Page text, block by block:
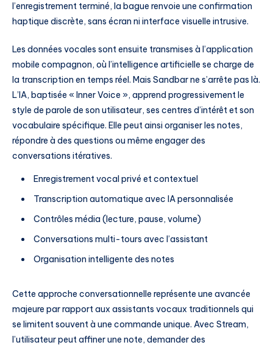
l’enregistrement terminé, la bague renvoie une confirmation
haptique discrète, sans écran ni interface visuelle intrusive.
Les données vocales sont ensuite transmises à l’application
mobile compagnon, où l’intelligence artificielle se charge de
la transcription en temps réel. Mais Sandbar ne s’arrête pas là.
L’IA, baptisée « Inner Voice », apprend progressivement le
style de parole de son utilisateur, ses centres d’intérêt et son
vocabulaire spécifique. Elle peut ainsi organiser les notes,
répondre à des questions ou même engager des
conversations itératives.
Enregistrement vocal privé et contextuel
Transcription automatique avec IA personnalisée
Contrôles média (lecture, pause, volume)
Conversations multi-tours avec l’assistant
Organisation intelligente des notes
Cette approche conversationnelle représente une avancée
majeure par rapport aux assistants vocaux traditionnels qui
se limitent souvent à une commande unique. Avec Stream,
l’utilisateur peut affiner une note, demander des